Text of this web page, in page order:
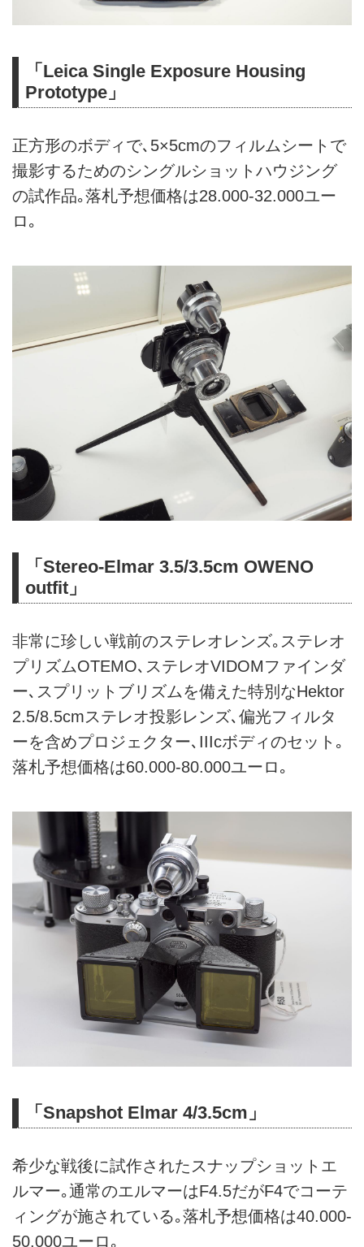
「Leica Single Exposure Housing
Prototype」
正方形のボディで､5×5cmのフィルムシートで
撮影するためのシングルショットハウジング
の試作品｡落札予想価格は28.000-32.000ユー
ロ｡
「Stereo-Elmar 3.5/3.5cm OWENO
outfit」
非常に珍しい戦前のステレオレンズ｡ステレオ
プリズムOTEMO､ステレオVIDOMファインダ
ー､スプリットブリズムを備えた特別なHektor
2.5/8.5cmステレオ投影レンズ､偏光フィルタ
ーを含めプロジェクター､IIIcボディのセット｡
落札予想価格は60.000-80.000ユーロ｡
「Snapshot Elmar 4/3.5cm」
希少な戦後に試作されたスナップショットエ
ルマー｡通常のエルマーはF4.5だがF4でコーテ
ィングが施されている｡落札予想価格は40.000-
50.000ユーロ｡